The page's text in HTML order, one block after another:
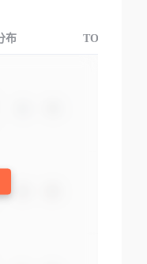
布 TOP3交易国